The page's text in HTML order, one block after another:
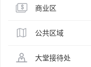
商业区
公共区域
大堂接待处